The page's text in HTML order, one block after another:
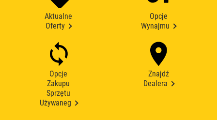
Aktualne
Oferty
Opcje
Wynajmu
Opcje
Zakupu
Sprzętu
Używaneg
Znajdź
Dealera